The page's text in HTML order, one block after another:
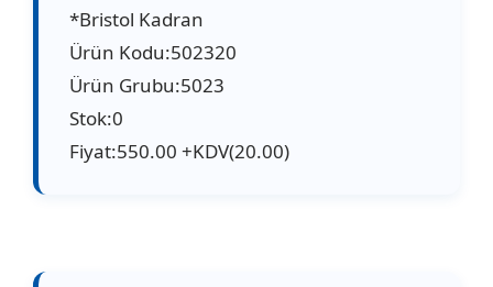
*Bristol Kadran
Ürün Kodu:502320
Ürün Grubu:5023
Stok:0
Fiyat:550.00 +KDV(20.00)